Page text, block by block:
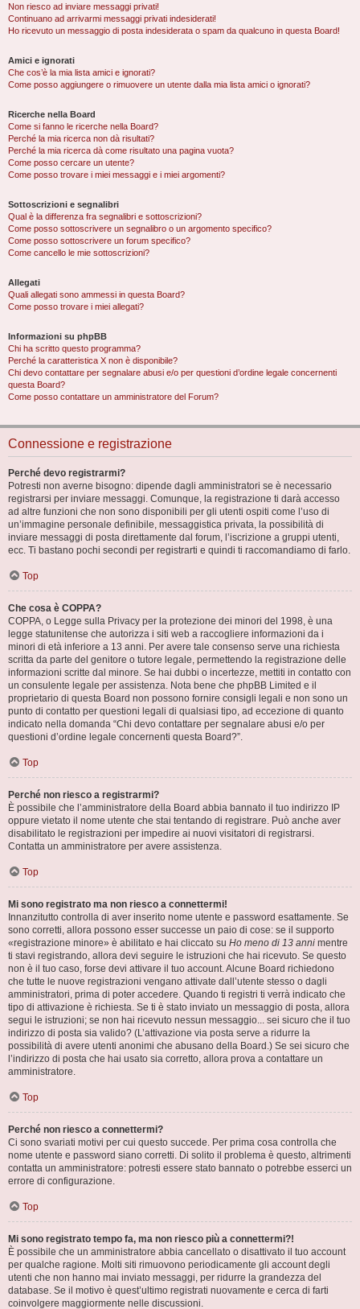
Non riesco ad inviare messaggi privati!
Continuano ad arrivarmi messaggi privati indesiderati!
Ho ricevuto un messaggio di posta indesiderata o spam da qualcuno in questa Board!
Amici e ignorati
Che cos’è la mia lista amici e ignorati?
Come posso aggiungere o rimuovere un utente dalla mia lista amici o ignorati?
Ricerche nella Board
Come si fanno le ricerche nella Board?
Perché la mia ricerca non dà risultati?
Perché la mia ricerca dà come risultato una pagina vuota?
Come posso cercare un utente?
Come posso trovare i miei messaggi e i miei argomenti?
Sottoscrizioni e segnalibri
Qual è la differenza fra segnalibri e sottoscrizioni?
Come posso sottoscrivere un segnalibro o un argomento specifico?
Come posso sottoscrivere un forum specifico?
Come cancello le mie sottoscrizioni?
Allegati
Quali allegati sono ammessi in questa Board?
Come posso trovare i miei allegati?
Informazioni su phpBB
Chi ha scritto questo programma?
Perché la caratteristica X non è disponibile?
Chi devo contattare per segnalare abusi e/o per questioni d’ordine legale concernenti
questa Board?
Come posso contattare un amministratore del Forum?
Connessione e registrazione
Perché devo registrarmi?
Potresti non averne bisogno: dipende dagli amministratori se è necessario
registrarsi per inviare messaggi. Comunque, la registrazione ti darà accesso
ad altre funzioni che non sono disponibili per gli utenti ospiti come l’uso di
un’immagine personale definibile, messaggistica privata, la possibilità di
inviare messaggi di posta direttamente dal forum, l’iscrizione a gruppi utenti,
ecc. Ti bastano pochi secondi per registrarti e quindi ti raccomandiamo di farlo.
Top
Che cosa è COPPA?
COPPA, o Legge sulla Privacy per la protezione dei minori del 1998, è una
legge statunitense che autorizza i siti web a raccogliere informazioni da i
minori di età inferiore a 13 anni. Per avere tale consenso serve una richiesta
scritta da parte del genitore o tutore legale, permettendo la registrazione delle
informazioni scritte dal minore. Se hai dubbi o incertezze, mettiti in contatto con
un consulente legale per assistenza. Nota bene che phpBB Limited e il
proprietario di questa Board non possono fornire consigli legali e non sono un
punto di contatto per questioni legali di qualsiasi tipo, ad eccezione di quanto
indicato nella domanda “Chi devo contattare per segnalare abusi e/o per
questioni d’ordine legale concernenti questa Board?”.
Top
Perché non riesco a registrarmi?
È possibile che l’amministratore della Board abbia bannato il tuo indirizzo IP
oppure vietato il nome utente che stai tentando di registrare. Può anche aver
disabilitato le registrazioni per impedire ai nuovi visitatori di registrarsi.
Contatta un amministratore per avere assistenza.
Top
Mi sono registrato ma non riesco a connettermi!
Innanzitutto controlla di aver inserito nome utente e password esattamente. Se
sono corretti, allora possono esser successe un paio di cose: se il supporto
«registrazione minore» è abilitato e hai cliccato su Ho meno di 13 anni mentre
ti stavi registrando, allora devi seguire le istruzioni che hai ricevuto. Se questo
non è il tuo caso, forse devi attivare il tuo account. Alcune Board richiedono
che tutte le nuove registrazioni vengano attivate dall’utente stesso o dagli
amministratori, prima di poter accedere. Quando ti registri ti verrà indicato che
tipo di attivazione è richiesta. Se ti è stato inviato un messaggio di posta, allora
segui le istruzioni; se non hai ricevuto nessun messaggio... sei sicuro che il tuo
indirizzo di posta sia valido? (L’attivazione via posta serve a ridurre la
possibilità di avere utenti anonimi che abusano della Board.) Se sei sicuro che
l’indirizzo di posta che hai usato sia corretto, allora prova a contattare un
amministratore.
Top
Perché non riesco a connettermi?
Ci sono svariati motivi per cui questo succede. Per prima cosa controlla che
nome utente e password siano corretti. Di solito il problema è questo, altrimenti
contatta un amministratore: potresti essere stato bannato o potrebbe esserci un
errore di configurazione.
Top
Mi sono registrato tempo fa, ma non riesco più a connettermi?!
È possibile che un amministratore abbia cancellato o disattivato il tuo account
per qualche ragione. Molti siti rimuovono periodicamente gli account degli
utenti che non hanno mai inviato messaggi, per ridurre la grandezza del
database. Se il motivo è quest’ultimo registrati nuovamente e cerca di farti
coinvolgere maggiormente nelle discussioni.